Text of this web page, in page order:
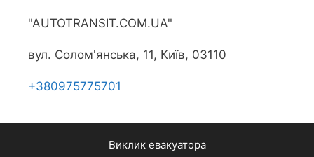
"AUTOTRANSIT.COM.UA"
вул. Солом'янська, 11, Київ, 03110
+380975775701
Виклик евакуатора